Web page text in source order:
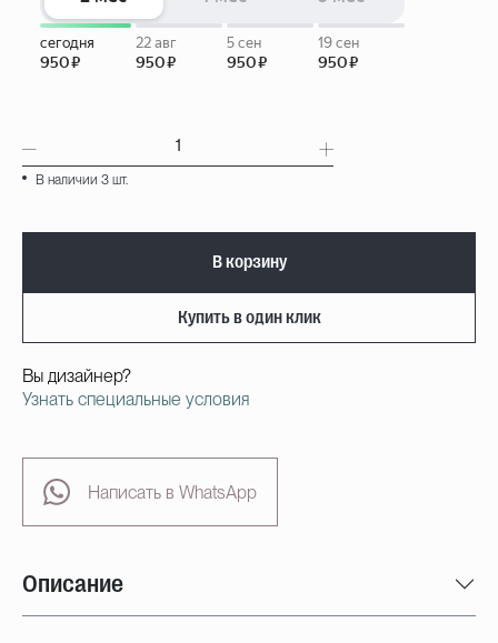
В наличии 3 шт.
В корзину
Купить в один клик
Вы дизайнер?
Узнать специальные условия
Написать в WhatsApp
Описание